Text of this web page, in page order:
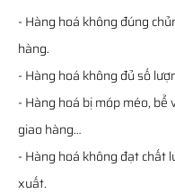
- Hàng hoá không đúng
hàng.
- Hàng hoá không đủ số
- Hàng hoá bị móp méo,
giao hàng…
- Hàng hoá không đạt chất
xuất.